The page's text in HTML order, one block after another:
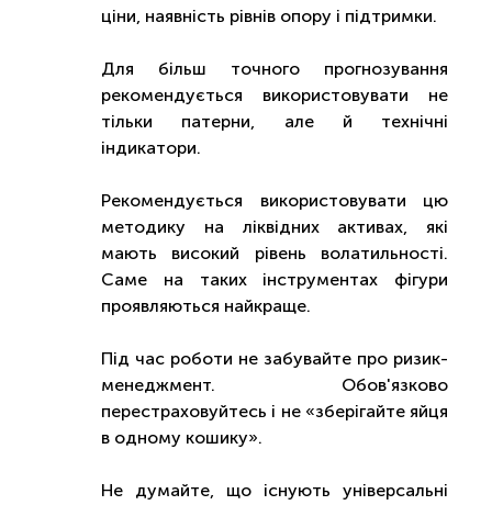
ціни, наявність рівнів опору і підтримки.
Для більш точного прогнозування
рекомендується використовувати не
тільки патерни, але й технічні
індикатори.
Рекомендується використовувати цю
методику на ліквідних активах, які
мають високий рівень волатильності.
Саме на таких інструментах фігури
проявляються найкраще.
Під час роботи не забувайте про ризик-
менеджмент. Обов'язково
перестраховуйтесь і не «зберігайте яйця
в одному кошику».
Не думайте, що існують універсальні